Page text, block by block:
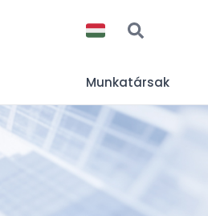
Munkatársak